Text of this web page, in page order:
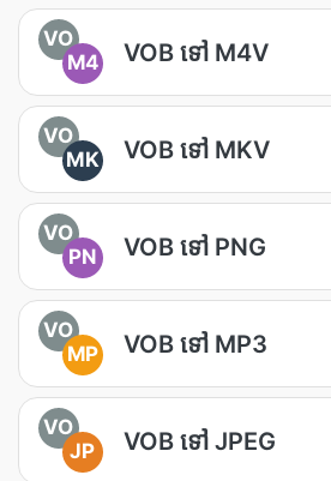
VO
M4
VOB ទៅ M4V
VO
MK
VOB ទៅ MKV
VO
PN
VOB ទៅ PNG
VO
MP
VOB ទៅ MP3
VO
JP
VOB ទៅ JPEG